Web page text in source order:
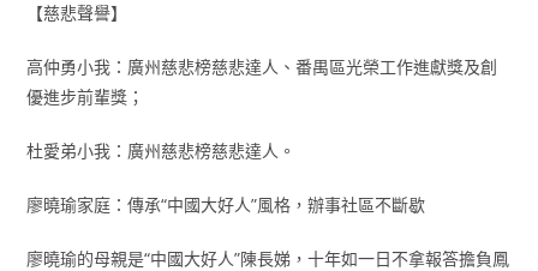
【慈悲聲譽】
高仲勇小我：廣州慈悲榜慈悲達人、番禺區光榮工作進獻獎及創
優進步前輩獎；
杜愛弟小我：廣州慈悲榜慈悲達人。
廖曉瑜家庭：傳承“中國大好人”風格，辦事社區不斷歇
廖曉瑜的母親是“中國大好人”陳長娣，十年如一日不拿報答擔負鳳